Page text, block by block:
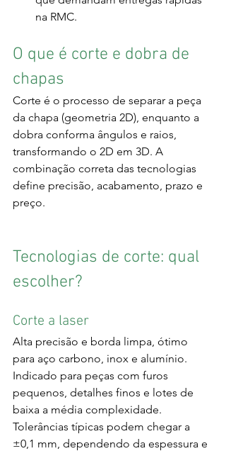
na RMC.
O que é corte e dobra de
chapas
Corte é o processo de separar a peça
da chapa (geometria 2D), enquanto a
dobra conforma ângulos e raios,
transformando o 2D em 3D. A
combinação correta das tecnologias
define precisão, acabamento, prazo e
preço.
Tecnologias de corte: qual
escolher?
Corte a laser
Alta precisão e borda limpa, ótimo
para aço carbono, inox e alumínio.
Indicado para peças com furos
pequenos, detalhes finos e lotes de
baixa a média complexidade.
Tolerâncias típicas podem chegar a
±0,1 mm, dependendo da espessura e